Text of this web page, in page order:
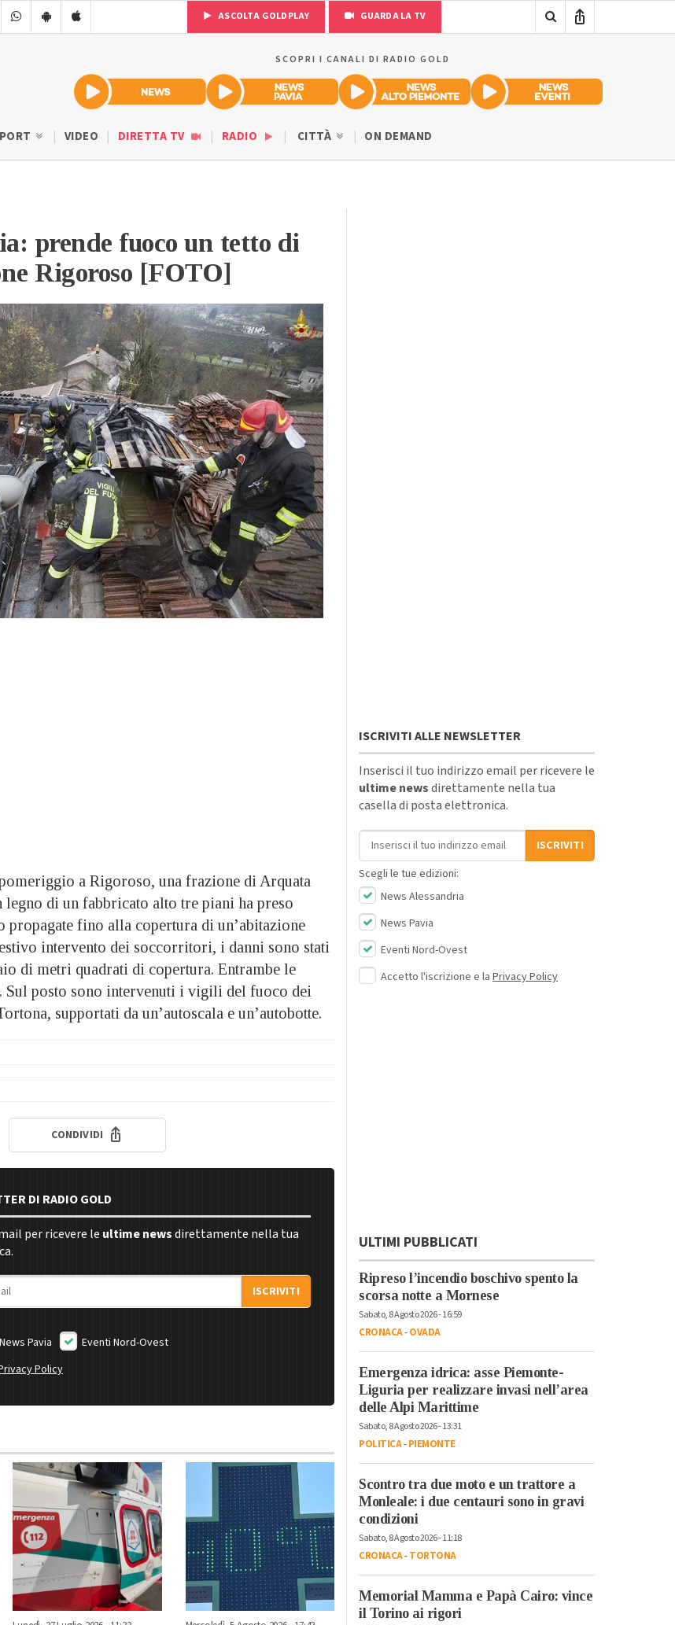
ASCOLTA GOLDPLAY GUARDA LA TV
SCOPRI I CANALI DI RADIO GOLD
VIDEO DIRETTA TV RADIO CITTÀ ON DEMAND
prende fuoco un tetto di
Rigoroso [FOTO]
a Rigoroso, una frazione di Arquata
di un fabbricato alto tre piani ha preso
propagate fino alla copertura di un’abitazione
intervento dei soccorritori, i danni sono stati
di metri quadrati di copertura. Entrambe le
Sul posto sono intervenuti i vigili del fuoco dei
supportati da un’autoscala e un’autobotte.
CONDIVIDI
DI RADIO GOLD
per ricevere le ultime newsdirettamente nella tua
ISCRIVITI
News Pavia
Eventi Nord-Ovest
Policy
Mercoledì, 29 Luglio 2026 - 17:25
Cronaca-Novi Ligure
Fornaro (PD) su
sitauzione ex Ilva:
ISCRIVITI ALLE NEWSLETTER
Inserisci il tuo indirizzo email per ricevere le
ultime newsdirettamente nella tua
casella di posta elettronica.
Indirizzo email
ISCRIVITI
Scegli le tue edizioni:
News Alessandria
News Pavia
Eventi Nord-Ovest
Accetto l'iscrizione e la Privacy Policy
ULTIMI PUBBLICATI
Ripreso l’incendio boschivo spento la
scorsa notte a Mornese
Sabato, 8 Agosto 2026 - 16:59
CRONACA-OVADA
Emergenza idrica: asse Piemonte-
Liguria per realizzare invasi nell’area
delle Alpi Marittime
Sabato, 8 Agosto 2026 - 13:31
POLITICA-PIEMONTE
Scontro tra due moto e un trattore a
Monleale: i due centauri sono in gravi
condizioni
Sabato, 8 Agosto 2026 - 11:18
CRONACA-TORTONA
Memorial Mamma e Papà Cairo: vince
il Torino ai rigori